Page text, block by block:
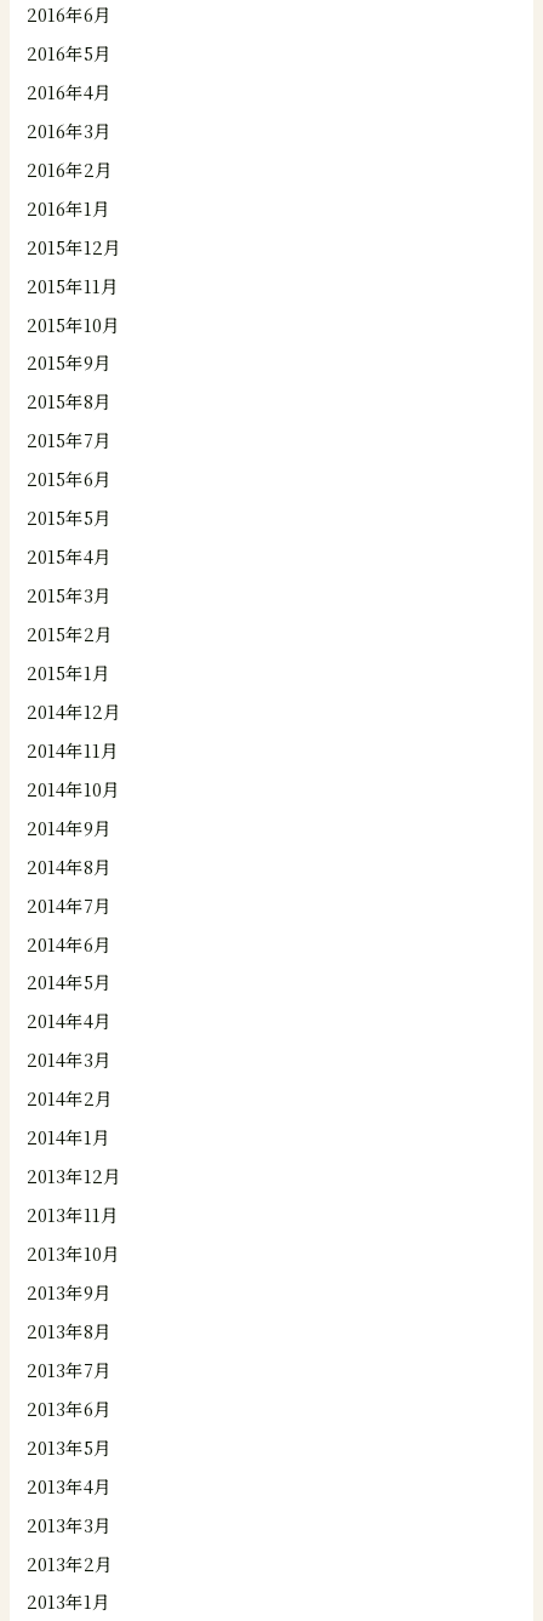
2016年6月
2016年5月
2016年4月
2016年3月
2016年2月
2016年1月
2015年12月
2015年11月
2015年10月
2015年9月
2015年8月
2015年7月
2015年6月
2015年5月
2015年4月
2015年3月
2015年2月
2015年1月
2014年12月
2014年11月
2014年10月
2014年9月
2014年8月
2014年7月
2014年6月
2014年5月
2014年4月
2014年3月
2014年2月
2014年1月
2013年12月
2013年11月
2013年10月
2013年9月
2013年8月
2013年7月
2013年6月
2013年5月
2013年4月
2013年3月
2013年2月
2013年1月